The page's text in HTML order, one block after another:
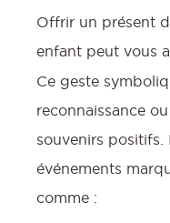
Offrir un présent
enfant peut vous
Ce geste
reconnaissance
souvenirs positifs.
événements
comme :